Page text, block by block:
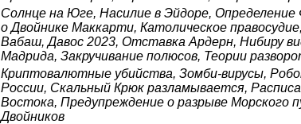
Солнце на Юге, Насилие в Эйдоре,
о Двойнике Маккарти, Католическое
Вабаш, Давос 2023, Отставка Ардерн, Нибиру
Мадрида, Закручивание полюсов, Теории
Криптовалютные убийства, Зомби-вирусы,
России, Скальный Крюк разламывается,
Востока, Предупреждение о разрыве Морского
Двойников